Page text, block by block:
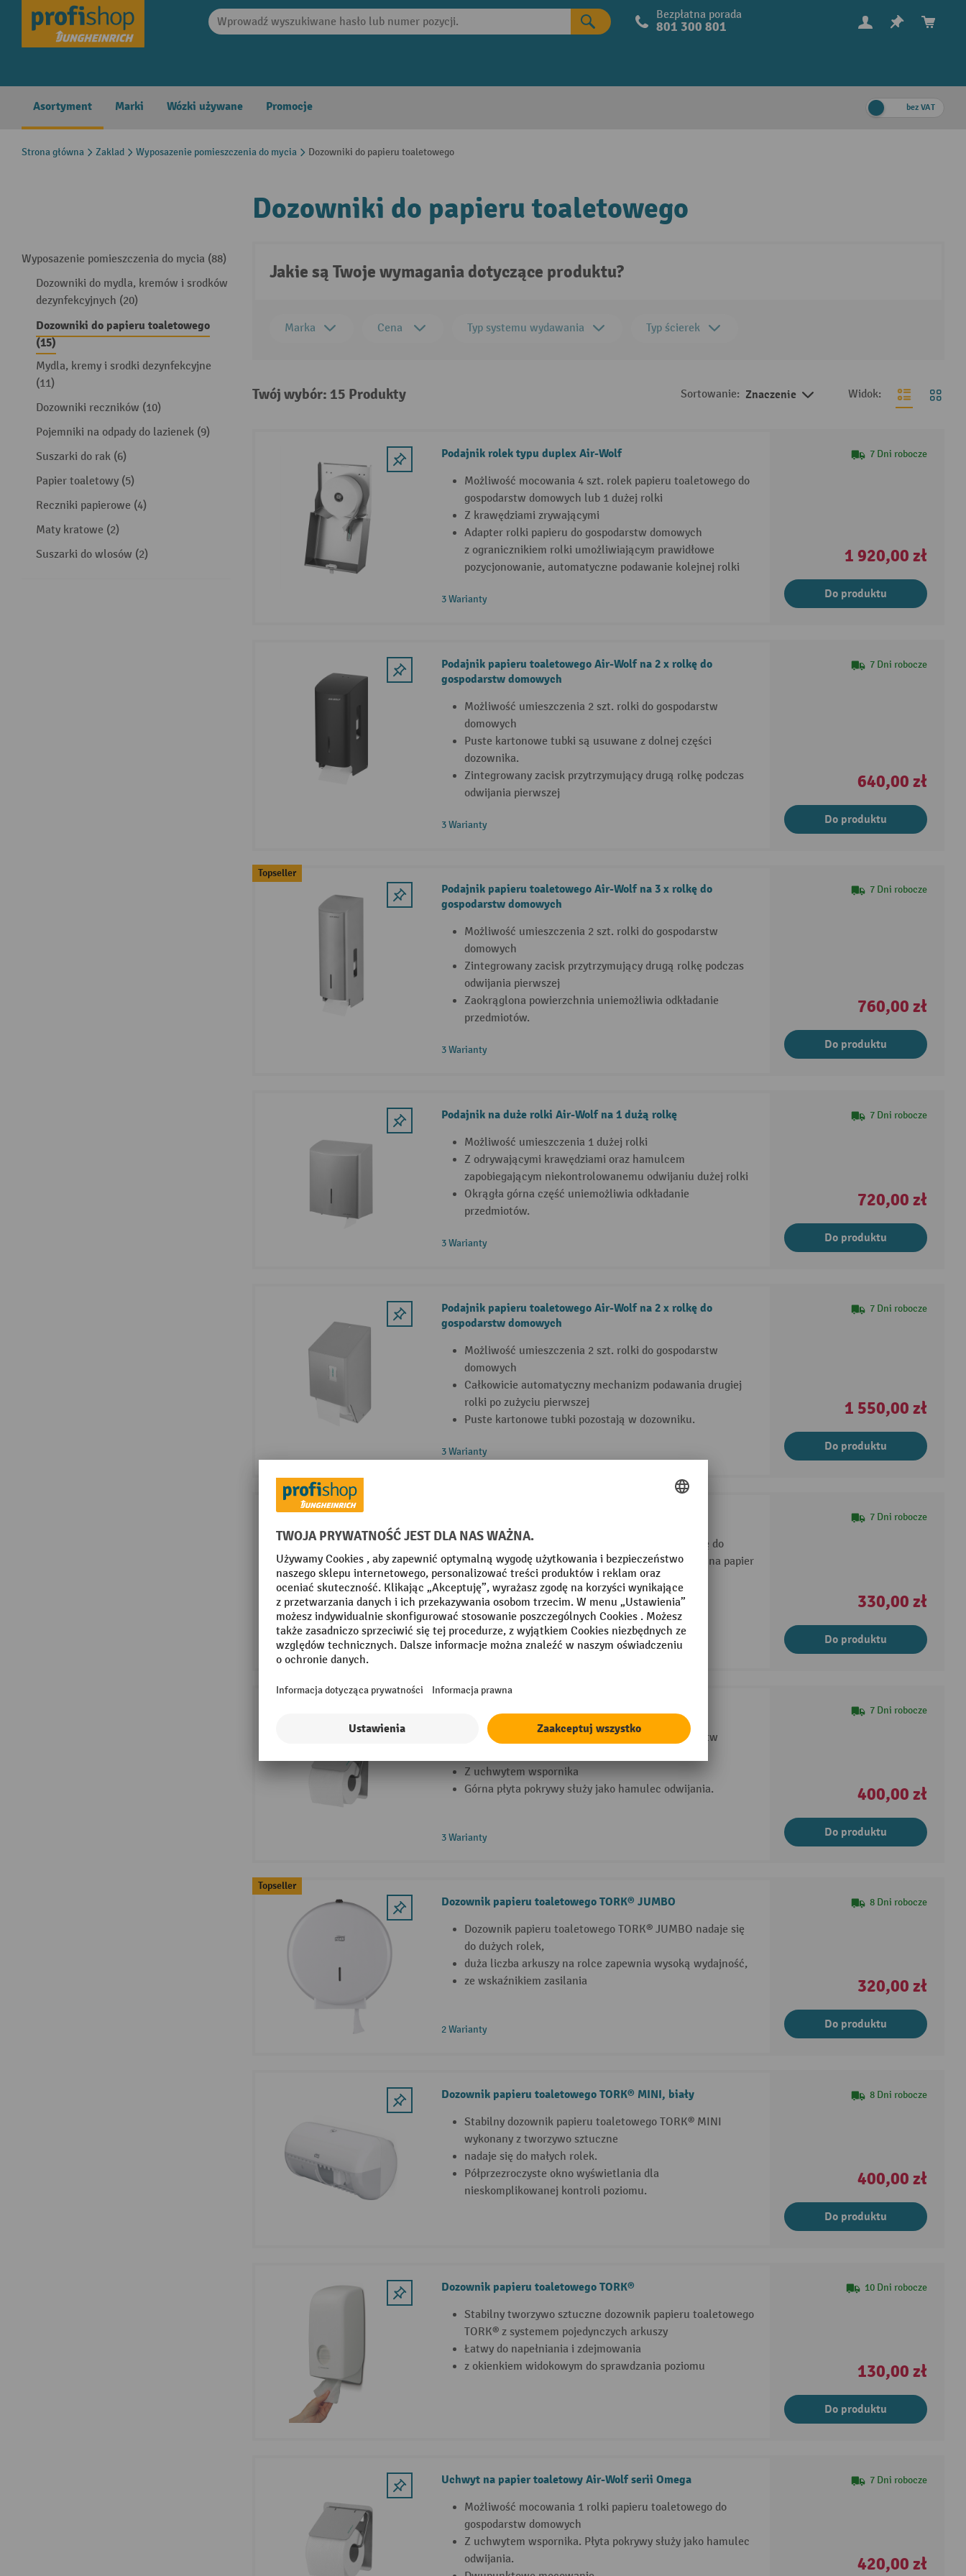
Skip to main navigation Bezpłatna porada
801 300 801
Asortyment Marki Wózki używane Promocje bez VAT
Strona główna Zaklad Wyposazenie pomieszczenia do mycia Dozowniki do papieru toaletowego
Wyposazenie pomieszczenia do mycia (88)
Dozowniki do mydla, kremów i srodków
dezynfekcyjnych (20)
Dozowniki do papieru toaletowego
(15)
Mydla, kremy i srodki dezynfekcyjne
(11)
Dozowniki reczników (10)
Pojemniki na odpady do lazienek (9)
Suszarki do rak (6)
Papier toaletowy (5)
Reczniki papierowe (4)
Maty kratowe (2)
Suszarki do wlosów (2)
Dozowniki do papieru toaletowego
Jakie są Twoje wymagania dotyczące produktu?
Marka Cena Typ systemu wydawania Typ ścierek
Twój wybór: 15 Produkty Sortowanie: Znaczenie Widok:
Podajnik rolek typu duplex Air-Wolf
Możliwość mocowania 4 szt. rolek papieru toaletowego do
gospodarstw domowych lub 1 dużej rolki
Z krawędziami zrywającymi
Adapter rolki papieru do gospodarstw domowych
z ogranicznikiem rolki umożliwiającym prawidłowe
pozycjonowanie, automatyczne podawanie kolejnej rolki
3 Warianty
7 Dni robocze
1 920,00 zł
Do produktu
Podajnik papieru toaletowego Air-Wolf na 2 x rolkę do
gospodarstw domowych
Możliwość umieszczenia 2 szt. rolki do gospodarstw
domowych
Puste kartonowe tubki są usuwane z dolnej części
dozownika.
Zintegrowany zacisk przytrzymujący drugą rolkę podczas
odwijania pierwszej
3 Warianty
7 Dni robocze
640,00 zł
Do produktu
Topseller
Podajnik papieru toaletowego Air-Wolf na 3 x rolkę do
gospodarstw domowych
Możliwość umieszczenia 2 szt. rolki do gospodarstw
domowych
Zintegrowany zacisk przytrzymujący drugą rolkę podczas
odwijania pierwszej
Zaokrąglona powierzchnia uniemożliwia odkładanie
przedmiotów.
3 Warianty
7 Dni robocze
760,00 zł
Do produktu
Podajnik na duże rolki Air-Wolf na 1 dużą rolkę
Możliwość umieszczenia 1 dużej rolki
Z odrywającymi krawędziami oraz hamulcem
zapobiegającym niekontrolowanemu odwijaniu dużej rolki
Okrągła górna część uniemożliwia odkładanie
przedmiotów.
3 Warianty
7 Dni robocze
720,00 zł
Do produktu
Podajnik papieru toaletowego Air-Wolf na 2 x rolkę do
gospodarstw domowych
Możliwość umieszczenia 2 szt. rolki do gospodarstw
domowych
Całkowicie automatyczny mechanizm podawania drugiej
rolki po zużyciu pierwszej
Puste kartonowe tubki pozostają w dozowniku.
3 Warianty
7 Dni robocze
1 550,00 zł
Do produktu
Możliwość wykorzystania jako schowek na 1 rolkę do
gospodarstw domowych, mocowaną na uchwycie na papier
toaletowy lub jako prosty podajnik
Dwupunktowe mocowanie
Do montażu natynkowego
3 Warianty
7 Dni robocze
330,00 zł
Do produktu
Możliwość umieszczenia 1 szt. rolki do gospodarstw
Z uchwytem wspornika
Górna płyta pokrywy służy jako hamulec odwijania.
3 Warianty
7 Dni robocze
400,00 zł
Do produktu
Topseller
Dozownik papieru toaletowego TORK® JUMBO
Dozownik papieru toaletowego TORK® JUMBO nadaje się
do dużych rolek,
duża liczba arkuszy na rolce zapewnia wysoką wydajność,
ze wskaźnikiem zasilania
2 Warianty
8 Dni robocze
320,00 zł
Do produktu
Dozownik papieru toaletowego TORK® MINI, biały
Stabilny dozownik papieru toaletowego TORK® MINI
wykonany z tworzywo sztuczne
nadaje się do małych rolek.
Półprzezroczyste okno wyświetlania dla
nieskomplikowanej kontroli poziomu.
8 Dni robocze
400,00 zł
Do produktu
Dozownik papieru toaletowego TORK®
Stabilny tworzywo sztuczne dozownik papieru toaletowego
TORK® z systemem pojedynczych arkuszy
Łatwy do napełniania i zdejmowania
z okienkiem widokowym do sprawdzania poziomu
10 Dni robocze
130,00 zł
Do produktu
Uchwyt na papier toaletowy Air-Wolf serii Omega
Możliwość mocowania 1 rolki papieru toaletowego do
gospodarstw domowych
Z uchwytem wspornika. Płyta pokrywy służy jako hamulec
odwijania.
7 Dni robocze
420,00 zł